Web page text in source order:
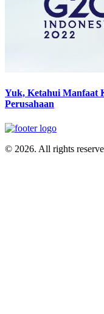
Yuk, Ketahui Manfaat
Perusahaan
© 2026. All rights